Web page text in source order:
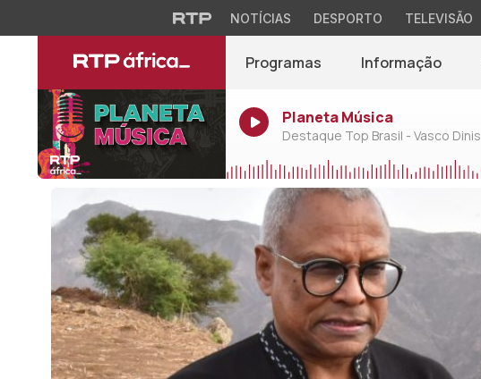
NOTÍCIAS DESPORTO TELEVISÃO
Programas Informação
Planeta Música
Destaque Top Brasil - Vasco Dinis